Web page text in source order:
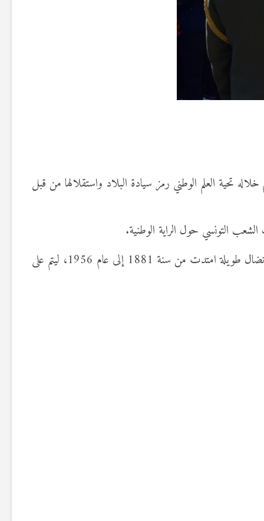
بورقيبة بالعاصمة موكب عسكري تم خلاله تحية العلم الوطني رمز سيادة البلاد واستقلالها من قبل
التونسي حول الراية الوطنية.
تجدر الإشارة إلى أن يوم 20 مارس من سنة 1956 يعتبر يوما فارقا في تاريخ تونس ومحطّة مضيئة جسّدت انتصار الشعب في معركة نضال طويلة امتدت من سنة 1881 إلى عام 1956، ليتم على